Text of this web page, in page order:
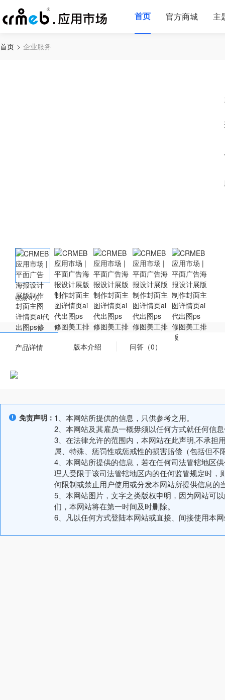
首页 官方商城 主
首页 企业服务
收藏 0 人
产品详情 版本介绍 问答（0）
免责声明： 1、本网站所提供的信息，只供参考之用。
2、本网站及其雇员一概毋须以任何方式就任何信
3、在法律允许的范围内，本网站在此声明,不承担
属、特殊、惩罚性或惩戒性的损害赔偿（包括但
4、本网站所提供的信息，若在任何司法管辖地区
理人受限于该司法管辖地区内的任何监管规定时
何限制或禁止用户使用或分发本网站所提供信息的
5、本网站图片，文字之类版权申明，因为网站可
们，本网站将在第一时间及时删除。
6、凡以任何方式登陆本网站或直接、间接使用本